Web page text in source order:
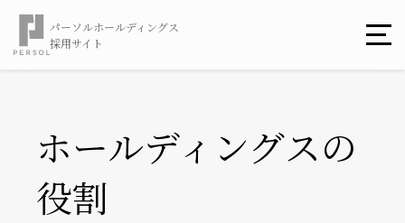
パーソルホールディングス
採用サイト
ホールディングスの
役割